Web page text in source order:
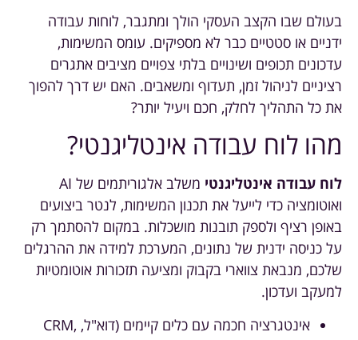
בעולם שבו הקצב העסקי הולך ומתגבר, לוחות עבודה
ידניים או סטטיים כבר לא מספיקים. עומס המשימות,
עדכונים תכופים ושינויים בלתי צפויים מציבים אתגרים
רציניים לניהול זמן, תעדוף ומשאבים. האם יש דרך להפוך
את כל התהליך לחלק, חכם ויעיל יותר?
מהו לוח עבודה אינטליגנטי?
לוח עבודה אינטליגנטי
משלב אלגוריתמים של AI
ואוטומציה כדי לייעל את תכנון המשימות, לנטר ביצועים
באופן רציף ולספק תובנות מושכלות. במקום להסתמך רק
על כניסה ידנית של נתונים, המערכת למידה את ההרגלים
שלכם, מנבאת צווארי בקבוק ומציעה תזכורות אוטומטיות
למעקב ועדכון.
אינטגרציה חכמה עם כלים קיימים (דוא"ל, CRM,